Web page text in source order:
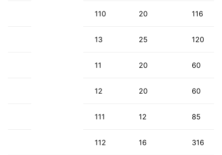
110 20 116
13 25 120
11 20 60
12 20 60
111 12 85
112 16 316